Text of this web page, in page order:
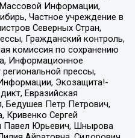
Информации,
Частное учреждение в
Северных Стран,
Гражданский контроль,
комиссия по сохранению
Информационное
прессы,
Экозащита!-
Евразийская
Бедушев Петр Петрович,
Кривенко Сергей
Павел Юрьевич, Шнырова